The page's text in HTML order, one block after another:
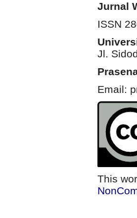
Jurnal
ISSN
Jl.
Email:
This